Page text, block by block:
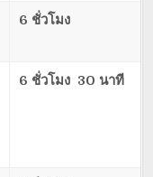
6 ชั่วโมง
6 ชั่วโมง 30 นาที